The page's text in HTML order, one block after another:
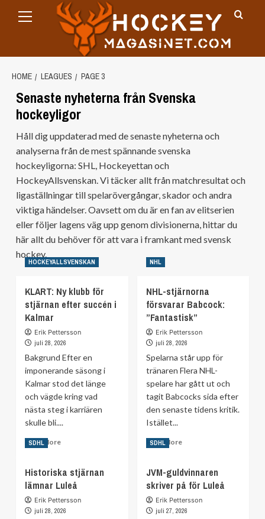
Menu
HOME LEAGUES PAGE 3
Senaste nyheterna från Svenska
hockeyligor
Håll dig uppdaterad med de senaste nyheterna och
analyserna från de mest spännande svenska
hockeyligorna: SHL, Hockeyettan och
HockeyAllsvenskan. Vi täcker allt från matchresultat och
ligaställningar till spelarövergångar, skador och andra
viktiga händelser. Oavsett om du är en fan av elitserien
eller följer lagens väg upp genom divisionerna, hittar du
här allt du behöver för att vara i framkant med svensk
hockey.
HOCKEYALLSVENSKAN
KLART: Ny klubb för
stjärnan efter succén i
Kalmar
Erik Pettersson
juli 28, 2026
Bakgrund Efter en
imponerande säsong i
Kalmar stod det länge
och vägde kring vad
nästa steg i karriären
skulle bli....
Read MoreRead
KLART:
Ny
för
NHL
NHL-stjärnorna
försvarar Babcock:
”Fantastisk”
Erik Pettersson
juli 28, 2026
Spelarna står upp för
tränaren Flera NHL-
spelare har gått ut och
tagit Babcocks sida efter
den senaste tidens kritik.
Istället...
Read MoreRead
NHL-
stjärnorna
Babcock:
SDHL
Historiska stjärnan
lämnar Luleå
Erik Pettersson
juli 28, 2026
SDHL
JVM-guldvinnaren
skriver på för Luleå
Erik Pettersson
juli 27, 2026